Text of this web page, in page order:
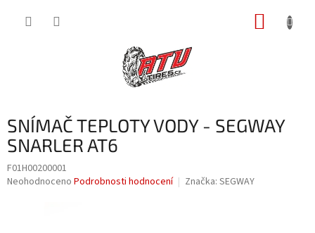
SNÍMAČ TEPLOTY VODY - SEGWAY
SNARLER AT6
F01H00200001
Průměrné
Neohodnoceno Podrobnosti hodnocení Značka: SEGWAY